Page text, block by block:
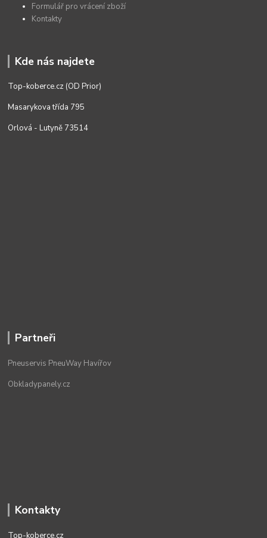
Formulář pro vrácení zboží
Kontakty
Kde nás najdete
Top-koberce.cz (OD Prior)
Masarykova třída 795
Orlová - Lutyně 73514
Partneři
Pneuservis PneuWay Havířov
Obkladypanely.cz
Kontakty
Top-koberce.cz